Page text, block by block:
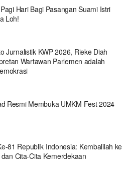
Hari Bagi Pasangan Suami Istri
Loh!
Jurnalistik KWP 2026, Rieke Diah
Wartawan Parlemen adalah
Resmi Membuka UMKM Fest 2024
81 Republik Indonesia: Kembalilah ke
Cita-Cita Kemerdekaan